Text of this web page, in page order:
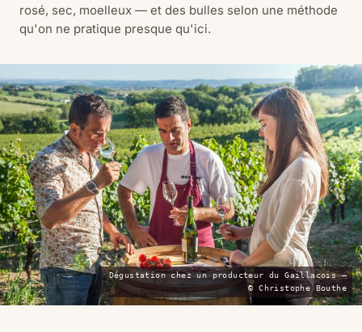
rosé, sec, moelleux — et des bulles selon une méthode
qu'on ne pratique presque qu'ici.
Dégustation chez un producteur du Gaillacois —
© Christophe Bouthe